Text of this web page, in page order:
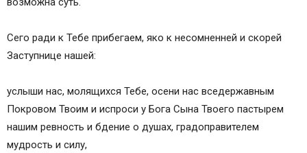
Сего ради к Тебе прибегаем, яко к несомненней и скорей
Заступнице нашей:
услыши нас, молящихся Тебе, осени нас вседержавным
Покровом Твоим и испроси у Бога Сына Твоего пастырем
нашим ревность и бдение о душах, градоправителем
мудрость и силу,